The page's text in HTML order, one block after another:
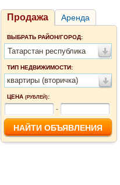
Продажа Аренда
ВЫБРАТЬ РАЙОН/ГОРОД:
Татарстан республика
ТИП НЕДВИЖИМОСТИ:
квартиры (вторичка)
ЦЕНА (РУБЛЕЙ):
-